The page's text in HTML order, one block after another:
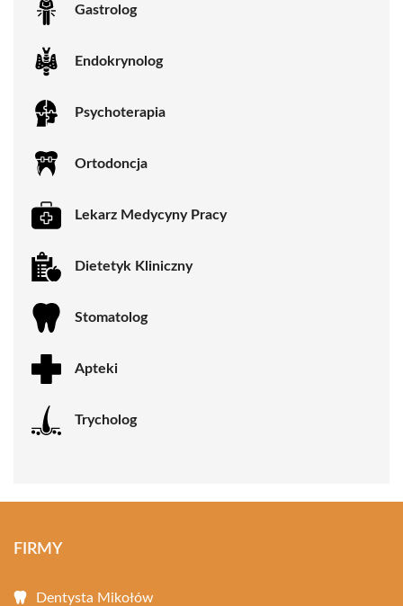
Gastrolog
Endokrynolog
Psychoterapia
Ortodoncja
Lekarz Medycyny Pracy
Dietetyk Kliniczny
Stomatolog
Apteki
Trycholog
FIRMY
Dentysta Mikołów